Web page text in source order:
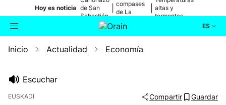
Hoy es noticia de San
Sebastián
compases
de La
altas y
tormentas
ES
Buscador Actualidad
Inicio Actualidad Economía
Escuchar
EUSKADI Compartir Guardar